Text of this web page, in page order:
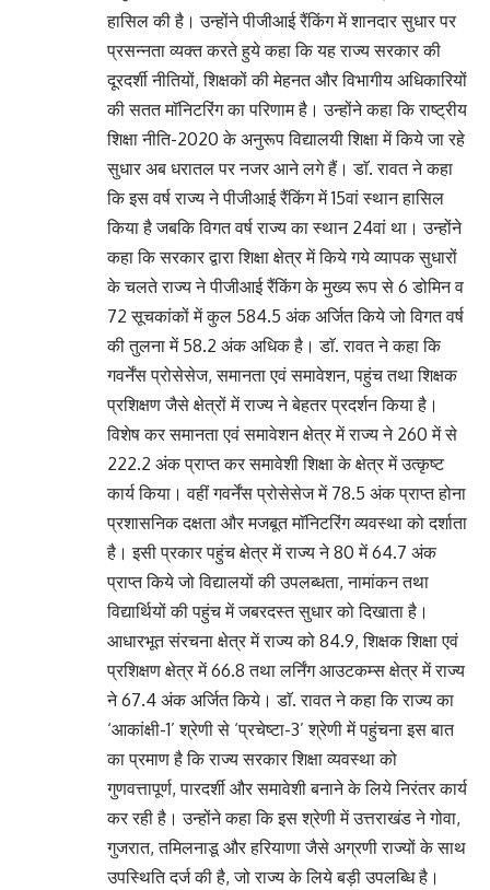
हासिल की है। उन्होंने पीजीआई रैंकिंग में शानदार सुधार पर
प्रसन्नता व्यक्त करते हुये कहा कि यह राज्य सरकार की
दूरदर्शी नीतियों, शिक्षकों की मेहनत और विभागीय अधिकारियों
की सतत माॅनिटरिंग का परिणाम है। उन्होंने कहा कि राष्ट्रीय
शिक्षा नीति-2020 के अनुरूप विद्यालयी शिक्षा में किये जा रहे
सुधार अब धरातल पर नजर आने लगे हैं। डाॅ. रावत ने कहा
कि इस वर्ष राज्य ने पीजीआई रैंकिंग में 15वां स्थान हासिल
किया है जबकि विगत वर्ष राज्य का स्थान 24वां था। उन्होंने
कहा कि सरकार द्वारा शिक्षा क्षेत्र में किये गये व्यापक सुधारों
के चलते राज्य ने पीजीआई रैंकिंग के मुख्य रूप से 6 डोमिन व
72 सूचकांकों में कुल 584.5 अंक अर्जित किये जो विगत वर्ष
की तुलना में 58.2 अंक अधिक है। डाॅ. रावत ने कहा कि
गवर्नेंस प्रोसेसेज, समानता एवं समावेशन, पहुंच तथा शिक्षक
प्रशिक्षण जैसे क्षेत्रों में राज्य ने बेहतर प्रदर्शन किया है।
विशेष कर समानता एवं समावेशन क्षेत्र में राज्य ने 260 में से
222.2 अंक प्राप्त कर समावेशी शिक्षा के क्षेत्र में उत्कृष्ट
कार्य किया। वहीं गवर्नेंस प्रोसेसेज में 78.5 अंक प्राप्त होना
प्रशासनिक दक्षता और मजबूत माॅनिटरिंग व्यवस्था को दर्शाता
है। इसी प्रकार पहुंच क्षेत्र में राज्य ने 80 में 64.7 अंक
प्राप्त किये जो विद्यालयों की उपलब्धता, नामांकन तथा
विद्यार्थियों की पहुंच में जबरदस्त सुधार को दिखाता है।
आधारभूत संरचना क्षेत्र में राज्य को 84.9, शिक्षक शिक्षा एवं
प्रशिक्षण क्षेत्र में 66.8 तथा लर्निंग आउटकम्स क्षेत्र में राज्य
ने 67.4 अंक अर्जित किये। डाॅ. रावत ने कहा कि राज्य का
‘आकांक्षी-1’ श्रेणी से ‘प्रचेष्टा-3’ श्रेणी में पहुंचना इस बात
का प्रमाण है कि राज्य सरकार शिक्षा व्यवस्था को
गुणवत्तापूर्ण, पारदर्शी और समावेशी बनाने के लिये निरंतर कार्य
कर रही है। उन्होंने कहा कि इस श्रेणी में उत्तराखंड ने गोवा,
गुजरात, तमिलनाडू और हरियाणा जैसे अग्रणी राज्यों के साथ
उपस्थिति दर्ज की है, जो राज्य के लिये बड़ी उपलब्धि है।